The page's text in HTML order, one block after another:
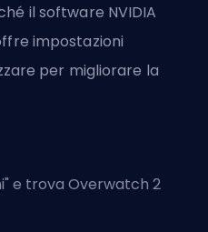
il software NVIDIA
impostazioni
per migliorare la
e trova Overwatch 2